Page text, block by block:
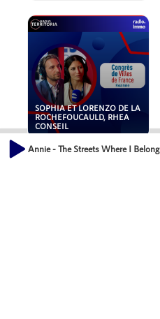
SOPHIA ET LORENZO DE LA
ROCHEFOUCAULD, RHEA
CONSEIL
Annie - The Streets Where I Belong